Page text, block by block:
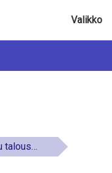
Valikko
jatko-opiskelijoille